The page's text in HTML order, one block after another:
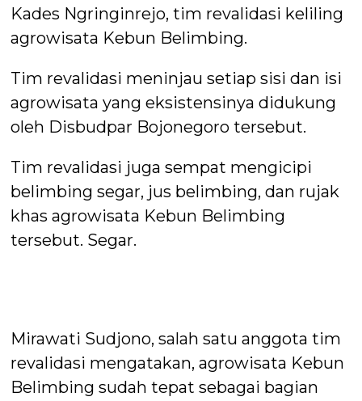
Kades Ngringinrejo, tim revalidasi keliling
agrowisata Kebun Belimbing.
Tim revalidasi meninjau setiap sisi dan isi
agrowisata yang eksistensinya didukung
oleh Disbudpar Bojonegoro tersebut.
Tim revalidasi juga sempat mengicipi
belimbing segar, jus belimbing, dan rujak
khas agrowisata Kebun Belimbing
tersebut. Segar.
Mirawati Sudjono, salah satu anggota tim
revalidasi mengatakan, agrowisata Kebun
Belimbing sudah tepat sebagai bagian